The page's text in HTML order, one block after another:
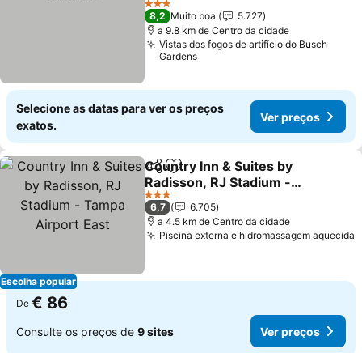
3 Estrelas
8,2 Muito boa
5.727
a 9.8 km de Centro da cidade
Vistas dos fogos de artifício do Busch
Gardens
Selecione as datas para ver os preços
exatos.
Ver preços
Escolha popular
PartilharAdicionar aos favoritos
Country Inn & Suites by
Radisson, RJ Stadium -
Tampa Airport East
3 Estrelas
6,7
6.705
a 4.5 km de Centro da cidade
Piscina externa e hidromassagem aquecida
De € 86
Consulte os preços de 9 sites Ver preços